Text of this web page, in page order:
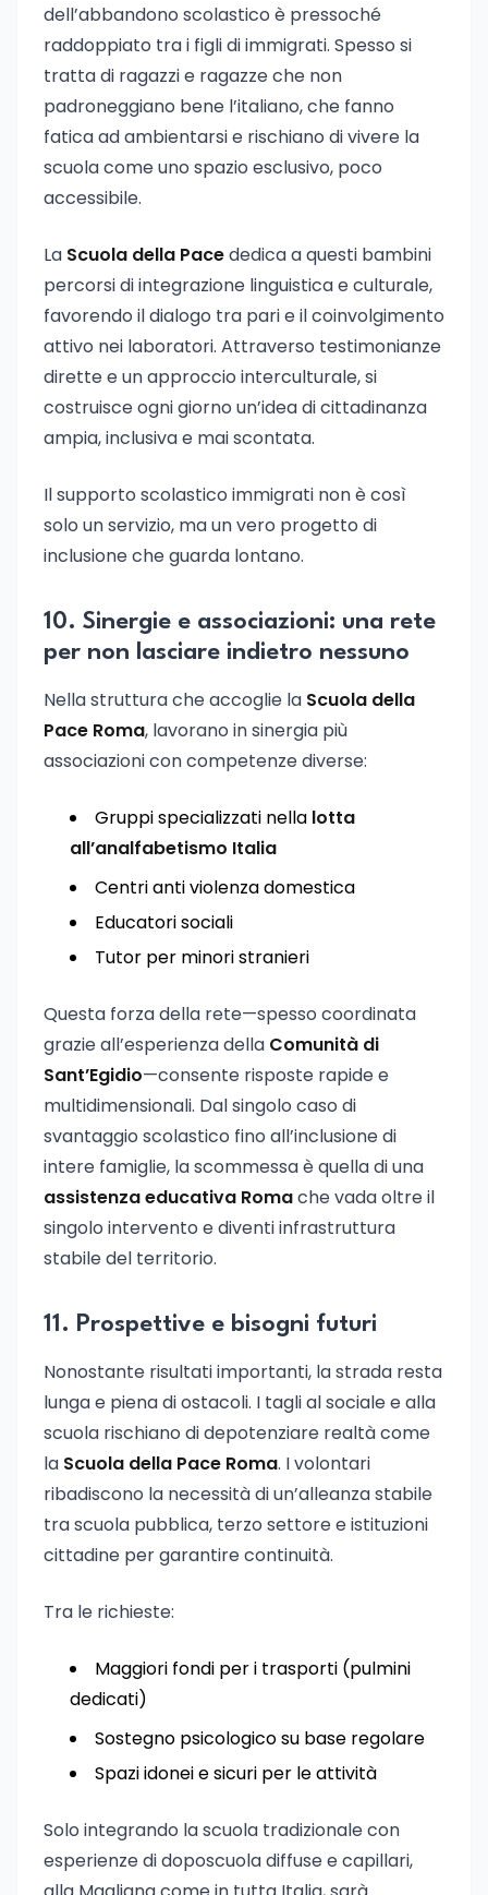
dell’abbandono scolastico è pressoché
raddoppiato tra i figli di immigrati. Spesso si
tratta di ragazzi e ragazze che non
padroneggiano bene l’italiano, che fanno
fatica ad ambientarsi e rischiano di vivere la
scuola come uno spazio esclusivo, poco
accessibile.
La Scuola della Pacededica a questi bambini
percorsi di integrazione linguistica e culturale,
favorendo il dialogo tra pari e il coinvolgimento
attivo nei laboratori. Attraverso testimonianze
dirette e un approccio interculturale, si
costruisce ogni giorno un’idea di cittadinanza
ampia, inclusiva e mai scontata.
Il supporto scolastico immigrati non è così
solo un servizio, ma un vero progetto di
inclusione che guarda lontano.
10. Sinergie e associazioni: una rete
per non lasciare indietro nessuno
Nella struttura che accoglie la Scuola della
Pace Roma, lavorano in sinergia più
associazioni con competenze diverse:
Gruppi specializzati nella lotta
all’analfabetismo Italia
Centri anti violenza domestica
Educatori sociali
Tutor per minori stranieri
Questa forza della rete—spesso coordinata
grazie all’esperienza della Comunità di
Sant’Egidio—consente risposte rapide e
multidimensionali. Dal singolo caso di
svantaggio scolastico fino all’inclusione di
intere famiglie, la scommessa è quella di una
assistenza educativa Romache vada oltre il
singolo intervento e diventi infrastruttura
stabile del territorio.
11. Prospettive e bisogni futuri
Nonostante risultati importanti, la strada resta
lunga e piena di ostacoli. I tagli al sociale e alla
scuola rischiano di depotenziare realtà come
la Scuola della Pace Roma. I volontari
ribadiscono la necessità di un’alleanza stabile
tra scuola pubblica, terzo settore e istituzioni
cittadine per garantire continuità.
Tra le richieste:
Maggiori fondi per i trasporti (pulmini
dedicati)
Sostegno psicologico su base regolare
Spazi idonei e sicuri per le attività
Solo integrando la scuola tradizionale con
esperienze di doposcuola diffuse e capillari,